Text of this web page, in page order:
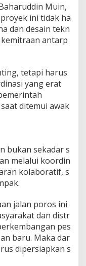
Muin,
ini tidak ha
dan desain tekn
antarp
tetapi harus
yang erat
ditemui awak
bukan sekadar s
melalui koordin
kolaboratif, s
jalan poros ini
dan distr
pes
baru. Maka dar
dipersiapkan s